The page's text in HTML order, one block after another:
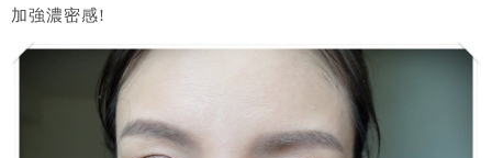
加強濃密感!